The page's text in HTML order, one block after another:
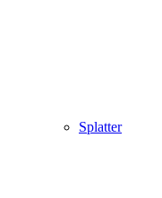
Splatter